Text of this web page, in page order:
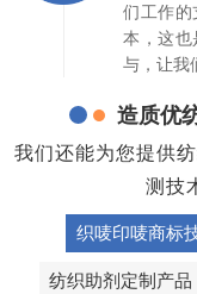
们工作的
本，这也
与，让我
造质优
我们还能为您提供
测技
织唛印唛商标
纺织助剂定制产品